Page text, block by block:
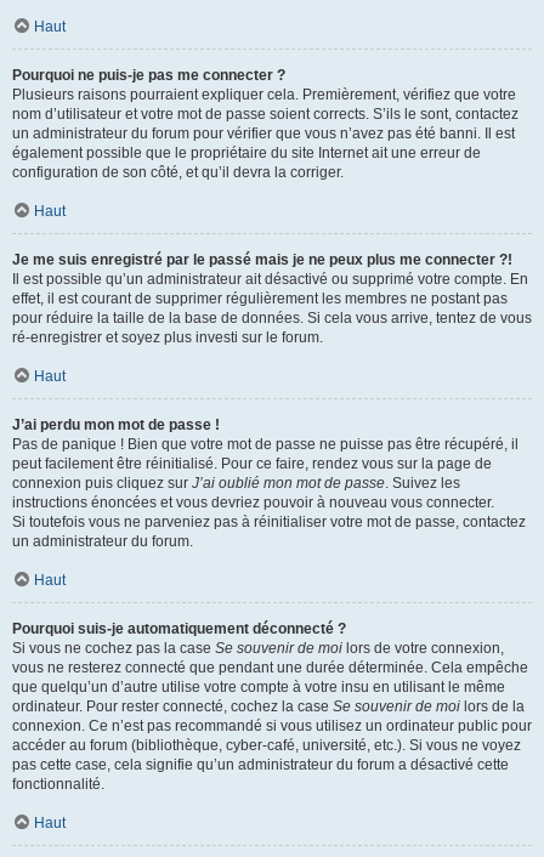
Haut
Pourquoi ne puis-je pas me connecter ?
Plusieurs raisons pourraient expliquer cela. Premièrement, vérifiez que votre
nom d’utilisateur et votre mot de passe soient corrects. S’ils le sont, contactez
un administrateur du forum pour vérifier que vous n’avez pas été banni. Il est
également possible que le propriétaire du site Internet ait une erreur de
configuration de son côté, et qu’il devra la corriger.
Haut
Je me suis enregistré par le passé mais je ne peux plus me connecter ?!
Il est possible qu’un administrateur ait désactivé ou supprimé votre compte. En
effet, il est courant de supprimer régulièrement les membres ne postant pas
pour réduire la taille de la base de données. Si cela vous arrive, tentez de vous
ré-enregistrer et soyez plus investi sur le forum.
Haut
J’ai perdu mon mot de passe !
Pas de panique ! Bien que votre mot de passe ne puisse pas être récupéré, il
peut facilement être réinitialisé. Pour ce faire, rendez vous sur la page de
connexion puis cliquez sur J’ai oublié mon mot de passe. Suivez les
instructions énoncées et vous devriez pouvoir à nouveau vous connecter.
Si toutefois vous ne parveniez pas à réinitialiser votre mot de passe, contactez
un administrateur du forum.
Haut
Pourquoi suis-je automatiquement déconnecté ?
Si vous ne cochez pas la case Se souvenir de moi lors de votre connexion,
vous ne resterez connecté que pendant une durée déterminée. Cela empêche
que quelqu’un d’autre utilise votre compte à votre insu en utilisant le même
ordinateur. Pour rester connecté, cochez la case Se souvenir de moi lors de la
connexion. Ce n’est pas recommandé si vous utilisez un ordinateur public pour
accéder au forum (bibliothèque, cyber-café, université, etc.). Si vous ne voyez
pas cette case, cela signifie qu’un administrateur du forum a désactivé cette
fonctionnalité.
Haut